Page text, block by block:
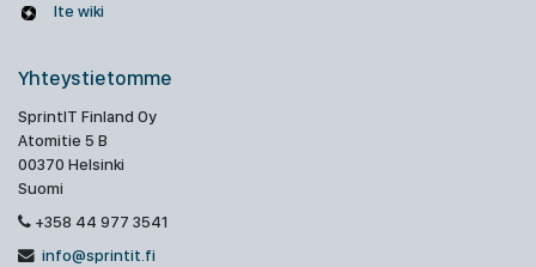
Ite wiki
Yhteystietomme
SprintIT Finland Oy
Atomitie 5 B
00370 Helsinki
Suomi
+358 44 977 3541
info@sprintit.fi